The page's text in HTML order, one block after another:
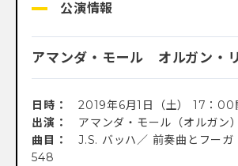
公演情報
アマンダ・モール オルガン・
日時：
2019年6月1日（土） 17：00
出演： アマンダ・モール（オルガン）
曲目： J.S. バッハ／ 前奏曲とフー
548